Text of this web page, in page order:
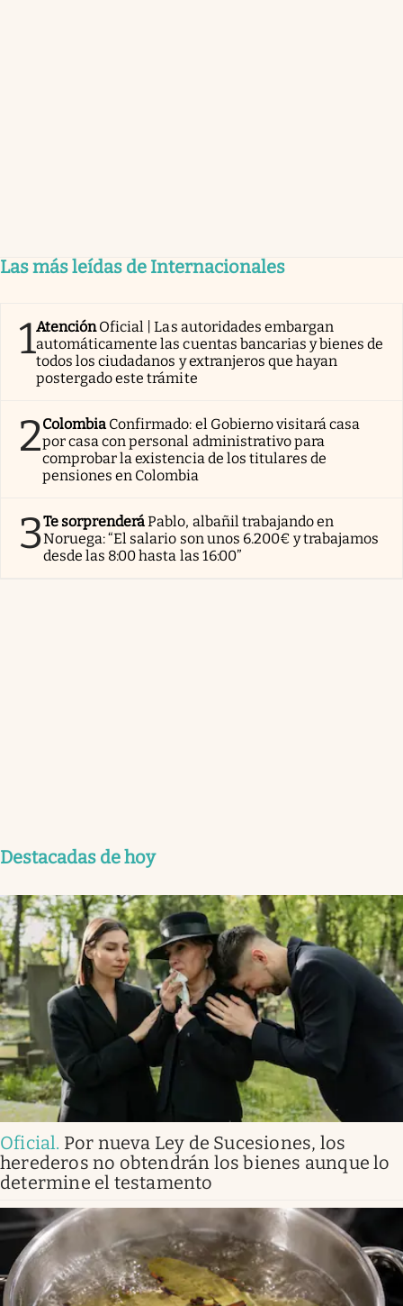
Las más leídas de Internacionales
1AtenciónOficial | Las autoridades embargan
automáticamente las cuentas bancarias y bienes de
todos los ciudadanos y extranjeros que hayan
postergado este trámite
2Colombia Confirmado: el Gobierno visitará casa
por casa con personal administrativo para
comprobar la existencia de los titulares de
pensiones en Colombia
3Te sorprenderáPablo, albañil trabajando en
Noruega: “El salario son unos 6.200€ y trabajamos
desde las 8:00 hasta las 16:00”
Destacadas de hoy
Oficial. Por nueva Ley de Sucesiones, los
herederos no obtendrán los bienes aunque lo
determine el testamento